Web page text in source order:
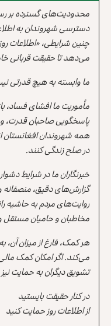
محدودیت‌های گسترده بر
دسترسی شهروندان به
چنین شرایطی، «اطلاعات
می‌دهد تا حقیقت قربانی
ما وابسته به هیچ قدرتی
مأموریت ما افشای فساد،
پاسخگویی صاحبان قدرت،
همه شهروندان افغانستان
در صلح زندگی کنند.
خبرنگاران ما در شرایط
گزارش‌های دقیق،
روایت‌های مردم به حاشیه
مخاطبان و حامیان
هر کمک، فارغ از میزان
می‌کند. اگر امکان کمک
تشویق دیگران به حمایت
در کنار حقیقت بایستید
از اطلاعات روز حمایت کنید